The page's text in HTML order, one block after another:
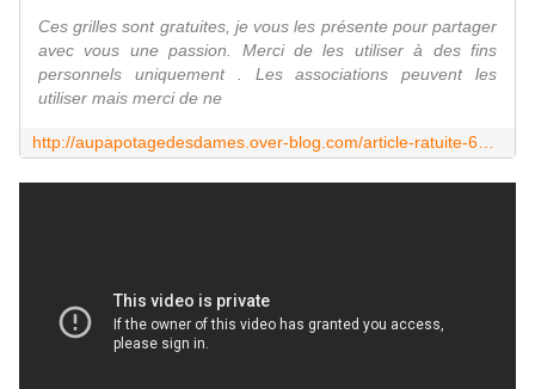
Ces grilles sont gratuites, je vous les présente pour partager
avec vous une passion. Merci de les utiliser à des fins
personnels uniquement . Les associations peuvent les
utiliser mais merci de ne